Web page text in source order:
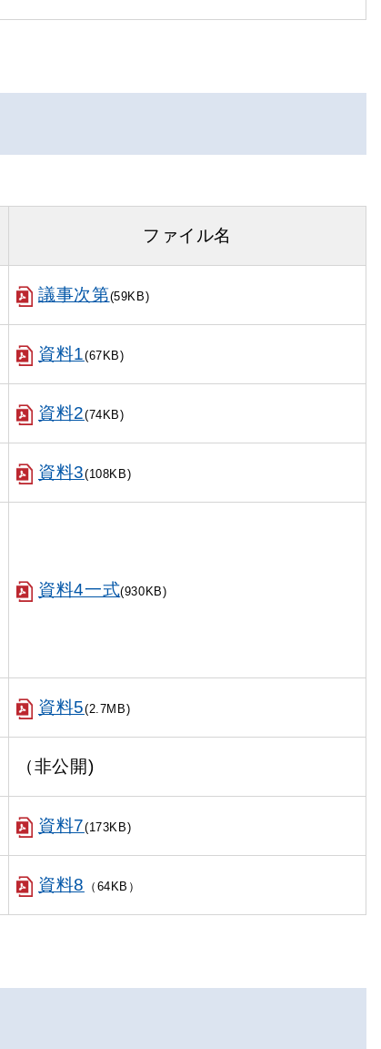
ファイル名
議事次第(59KB)
資料1(67KB)
資料2(74KB)
資料3(108KB)
資料4一式(930KB)
資料5(2.7MB)
（非公開)
資料7(173KB)
資料8 （64KB）